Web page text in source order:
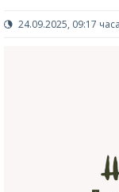
24.09.2025, 09:17 часа